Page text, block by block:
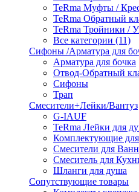
TeRma Муфты /
TeRma Обратный
TeRma Тройники /
Все категории (11)
Сифоны /Арматура для
Арматура для бочка
Отвод-Обратный
Сифоны
Трап
Смесители+Лейки/Вантуз
G-IAUF
TeRma Лейки для
Комплектующие для
Смесители для
Смеситель для
Шланги для душа
Сопутствующие товары